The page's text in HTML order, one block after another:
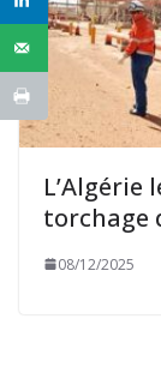
torchage
08/12/2025